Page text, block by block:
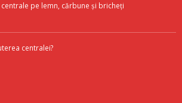
pe lemn, cărbune și bricheți
centralei?